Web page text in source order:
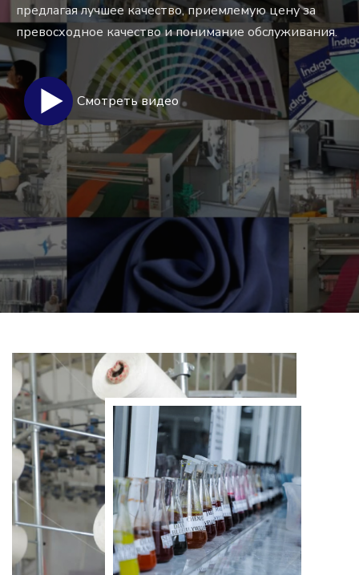
предлагая лучшее качество, приемлемую цену за
превосходное качество и понимание обслуживания.
Смотреть видео